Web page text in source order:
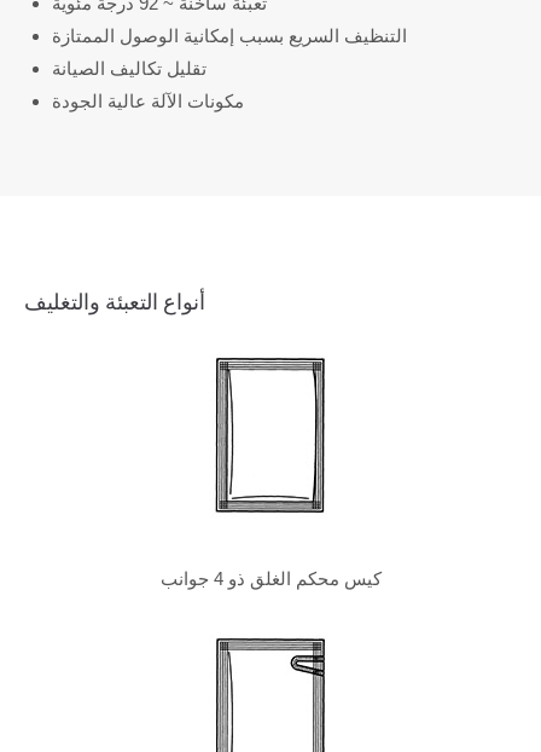
التنظيف السريع بسبب إمكانية الوصول الممتازة
تقليل تكاليف الصيانة
مكونات الآلة عالية الجودة
أنواع التعبئة والتغليف
كيس محكم الغلق ذو 4 جوانب